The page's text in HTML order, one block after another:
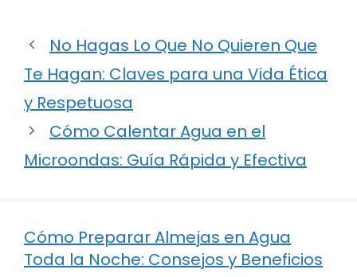
No Hagas Lo Que No Quieren Que
Te Hagan: Claves para una Vida Ética
y Respetuosa
Cómo Calentar Agua en el
Microondas: Guía Rápida y Efectiva
Cómo Preparar Almejas en Agua
Toda la Noche: Consejos y Beneficios